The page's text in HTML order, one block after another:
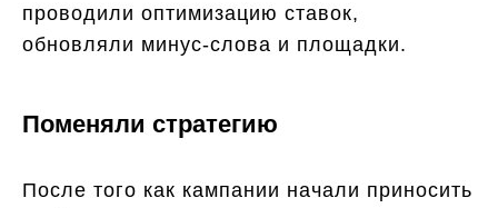
проводили оптимизацию ставок,
обновляли минус-слова и площадки.
Поменяли стратегию
После того как кампании начали приносить